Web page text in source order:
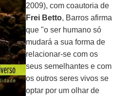
2009), com coautoria de
Frei Betto, Barros afirma
que "o ser humano só
mudará a sua forma de
relacionar-se com os
seus semelhantes e com
os outros seres vivos se
optar por um olhar de